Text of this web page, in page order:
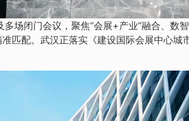
场闭门会议，聚焦“会展+产业”融合、数智
匹配。武汉正落实《建设国际会展中心城